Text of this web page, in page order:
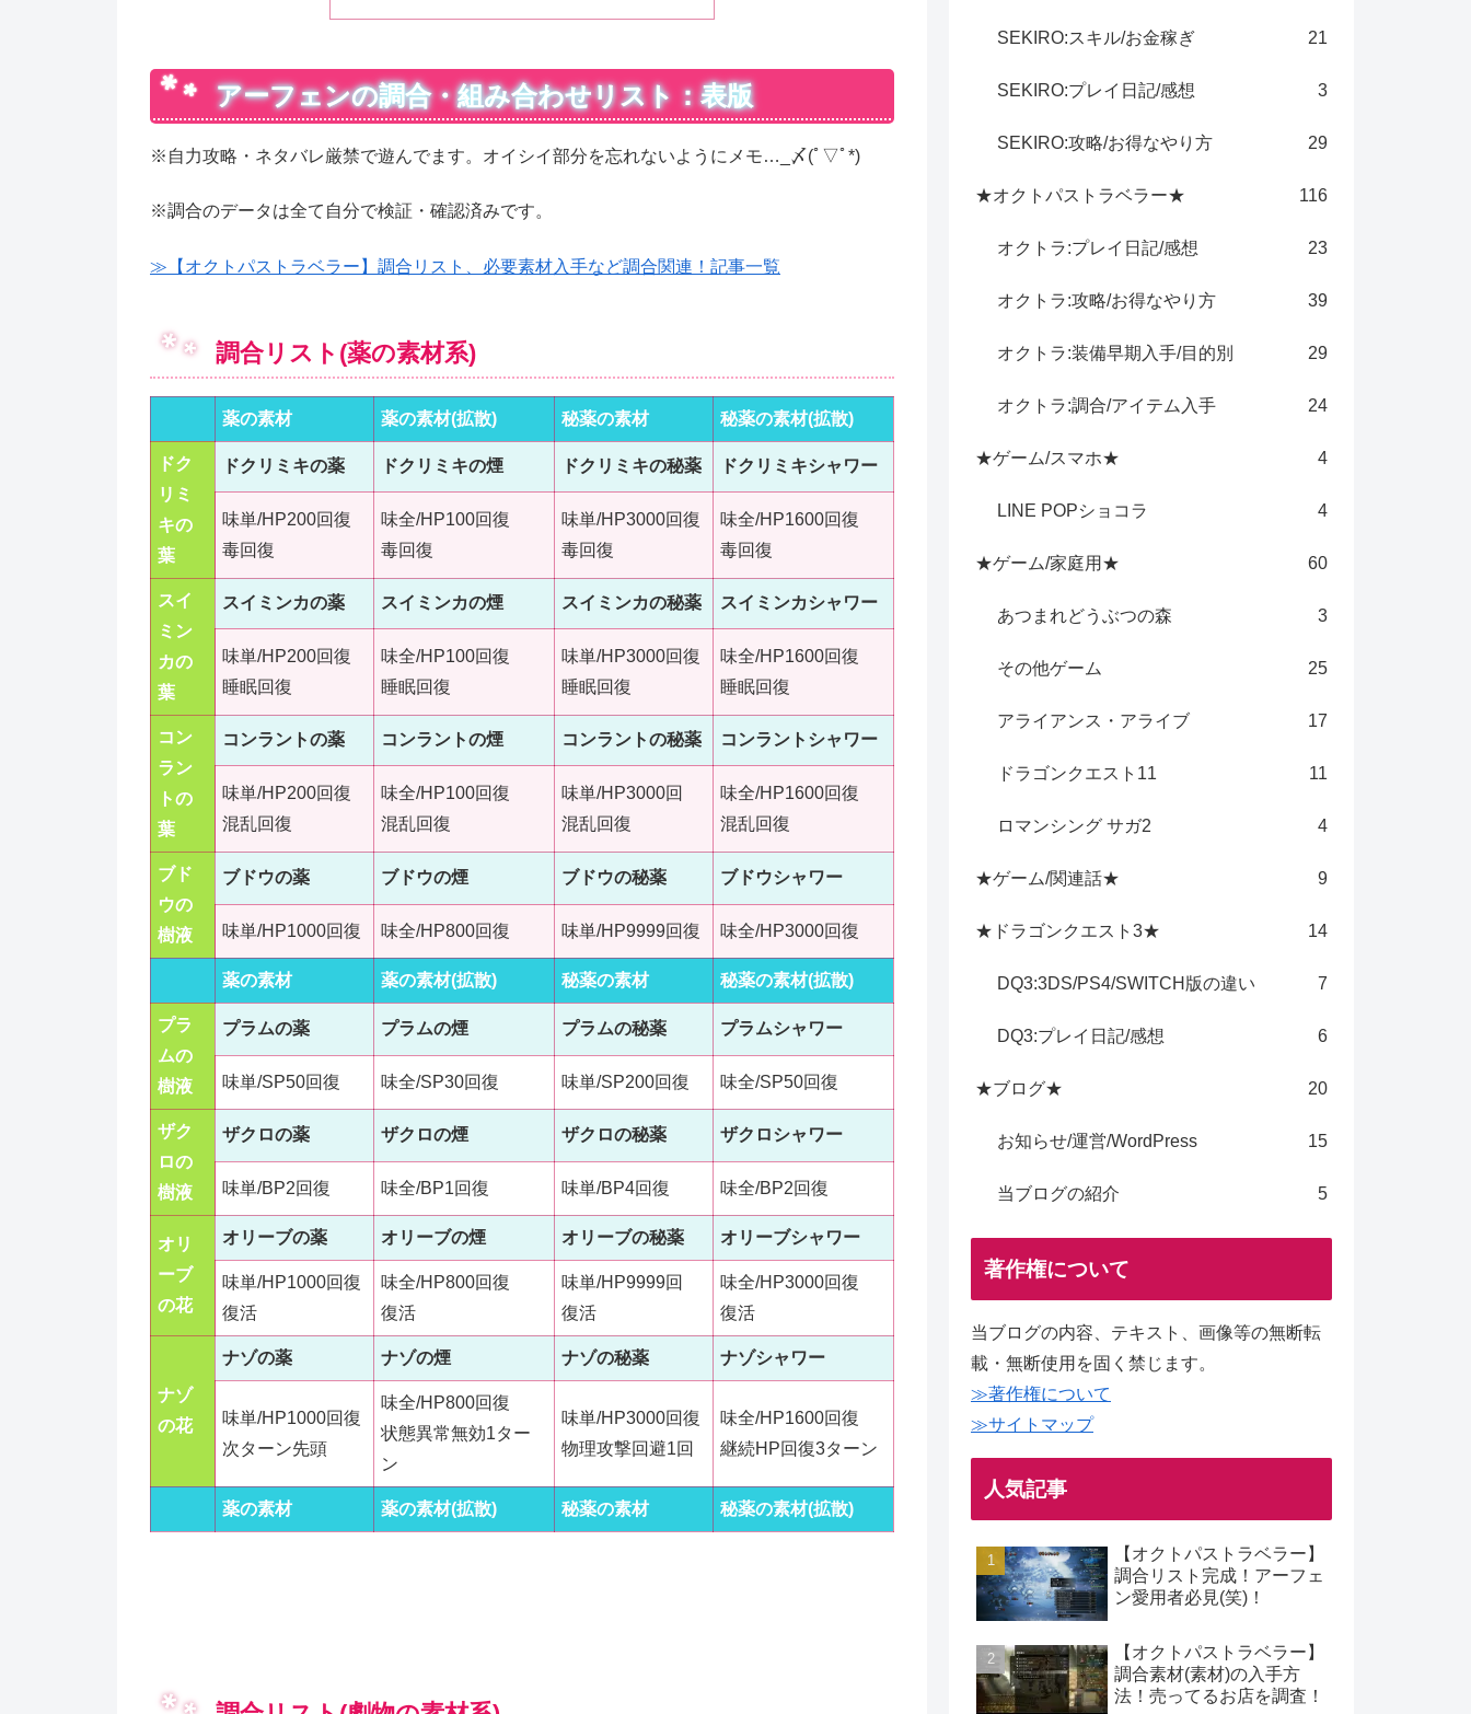
アーフェンの調合・組み合わせリスト：表版
※自力攻略・ネタバレ厳禁で遊んでます。オイシイ部分を忘れないようにメモ…_〆(ﾟ▽ﾟ*)
※調合のデータは全て自分で検証・確認済みです。
≫【オクトパストラベラー】調合リスト、必要素材入手など調合関連！記事一覧
調合リスト(薬の素材系)
薬の素材 薬の素材(拡散) 秘薬の素材 秘薬の素材(拡散)
ドク
リ ミ
キの
葉
ドクリミキの薬 ドクリミキの煙 ドクリミキの秘薬 ドクリミキシャワー
味単/HP200回復
毒回復
味全/HP100回復
毒回復
味単/HP3000回復
毒回復
味全/HP1600回復
毒回復
スイ
ミン
カの
葉
スイミンカの薬 スイミンカの煙 スイミンカの秘薬 スイミンカシャワー
味単/HP200回復
睡眠回復
味全/HP100回復
睡眠回復
味単/HP3000回復
睡眠回復
味全/HP1600回復
睡眠回復
コン
ラン
トの
葉
コンラントの薬 コンラントの煙 コンラントの秘薬 コンラントシャワー
味単/HP200回復
混乱回復
味全/HP100回復
混乱回復
味単/HP3000回
混乱回復
味全/HP1600回復
混乱回復
ブド
ウの
樹液
ブドウの薬 ブドウの煙 ブドウの秘薬 ブドウシャワー
味単/HP1000回復 味全/HP800回復 味単/HP9999回復 味全/HP3000回復
薬の素材 薬の素材(拡散) 秘薬の素材 秘薬の素材(拡散)
プラ
ムの
樹液
プラムの薬 プラムの煙 プラムの秘薬 プラムシャワー
味単/SP50回復 味全/SP30回復 味単/SP200回復 味全/SP50回復
ザク
ロの
樹液
ザクロの薬 ザクロの煙 ザクロの秘薬 ザクロシャワー
味単/BP2回復 味全/BP1回復 味単/BP4回復 味全/BP2回復
オリ
ーブ
の花
オリーブの薬 オリーブの煙 オリーブの秘薬 オリーブシャワー
味単/HP1000回復
復活
味全/HP800回復
復活
味単/HP9999回
復活
味全/HP3000回復
復活
ナゾ
の花
ナゾの薬 ナゾの煙 ナゾの秘薬 ナゾシャワー
味単/HP1000回復
次ターン先頭
味全/HP800回復
状態異常無効1ター
ン
味単/HP3000回復
物理攻撃回避1回
味全/HP1600回復
継続HP回復3ターン
薬の素材 薬の素材(拡散) 秘薬の素材 秘薬の素材(拡散)
SEKIRO:スキル/お金稼ぎ 21
SEKIRO:プレイ日記/感想 3
SEKIRO:攻略/お得なやり方 29
★オクトパストラベラー★ 116
オクトラ:プレイ日記/感想 23
オクトラ:攻略/お得なやり方 39
オクトラ:装備早期入手/目的別 29
オクトラ:調合/アイテム入手 24
★ゲーム/スマホ★ 4
LINE POPショコラ 4
★ゲーム/家庭用★ 60
あつまれどうぶつの森 3
その他ゲーム 25
アライアンス・アライブ 17
ドラゴンクエスト11 11
ロマンシング サガ2 4
★ゲーム/関連話★ 9
★ドラゴンクエスト3★ 14
DQ3:3DS/PS4/SWITCH版の違い 7
DQ3:プレイ日記/感想 6
★ブログ★ 20
お知らせ/運営/WordPress 15
当ブログの紹介 5
著作権について
当ブログの内容、テキスト、画像等の無断転
載・無断使用を固く禁じます。
≫著作権について
≫サイトマップ
人気記事
【オクトパストラベラー】
調合リスト完成！アーフェ
ン愛用者必見(笑)！
【オクトパストラベラー】
調合素材(素材)の入手方
法！売ってるお店を調査！